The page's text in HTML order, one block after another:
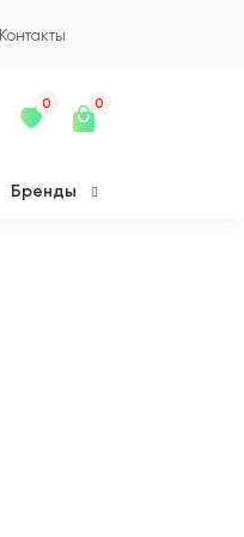
Контакты
0 0
Бренды